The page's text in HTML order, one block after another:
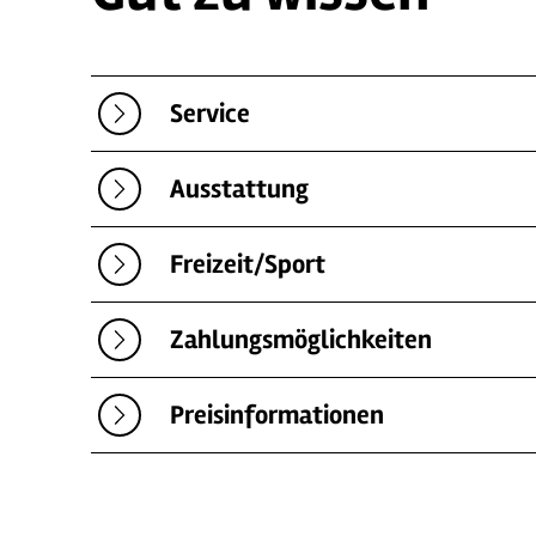
Service
Ausstattung
Freizeit/Sport
Zahlungsmöglichkeiten
Preisinformationen